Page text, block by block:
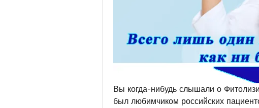
Вы когда-нибудь слышали о
был любимчиком российских